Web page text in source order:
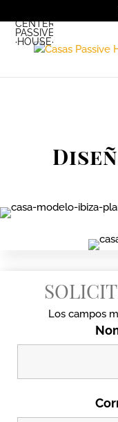
CENTER
PASSIVE
·HOUSE·
Los campos